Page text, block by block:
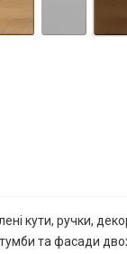
кути, ручки,
та фасади